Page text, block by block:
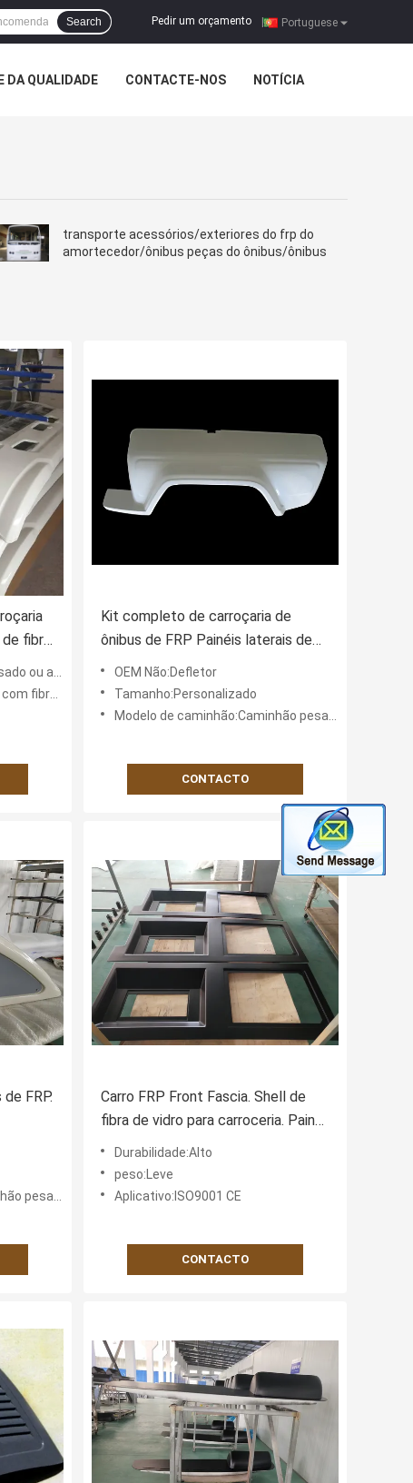
Portuguese
Pedir um orçamento |
Search
DA QUALIDADE CONTACTE-NOS NOTÍCIA
transporte acessórios/exteriores do frp do
amortecedor/ônibus peças do ônibus/ônibus
fibra
adesivo
(FRP)
Kit completo de carroçaria de
ônibus de FRP Painéis laterais de
fibra de vidro Custom
Componentes de carroçaria de
ônibus Fabricante
OEM Não:Defletor
Tamanho:Personalizado
Modelo de caminhão:Caminhão pesado
CONTACTO
FRP.
pesado
Carro FRP Front Fascia. Shell de
fibra de vidro para carroceria. Painel
de fibra de vidro para ônibus da
cidade.
Durabilidade:Alto
peso:Leve
Aplicativo:ISO9001 CE
CONTACTO